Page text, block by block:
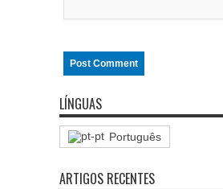
LÍNGUAS
Português
ARTIGOS RECENTES